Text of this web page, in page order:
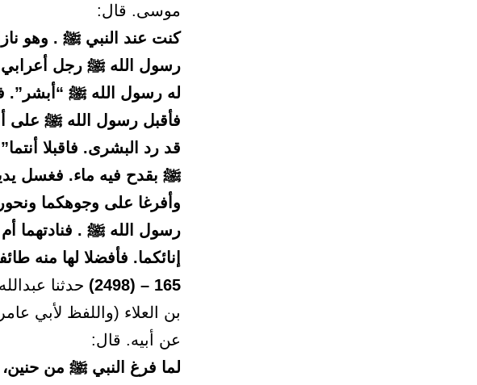
موسى. قال:
كنت عند النبي ﷺ . وهو
رسول الله ﷺ رجل أعرابي.
له رسول الله ﷺ “أبشر”.
فأقبل رسول الله ﷺ على
قد رد البشرى. فاقبلا
ﷺ بقدح فيه ماء. فغسل
وأفرغا على وجوهكما
رسول الله ﷺ . فنادتهما
إنائكما. فأفضلا لها منه
165 – (2498)
حدثنا
بن العلاء (واللفظ لأبي
عن أبيه. قال:
لما فرغ النبي ﷺ من